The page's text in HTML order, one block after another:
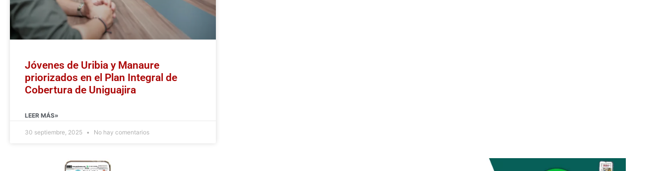
Jóvenes de Uribia y Manaure
priorizados en el Plan Integral de
Cobertura de Uniguajira
LEER MÁS»
30 septiembre, 2025 No hay comentarios